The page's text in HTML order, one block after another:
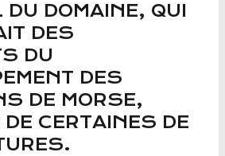
DU DOMAINE, QUI
DES
DU
DES
DE MORSE,
CERTAINES DE